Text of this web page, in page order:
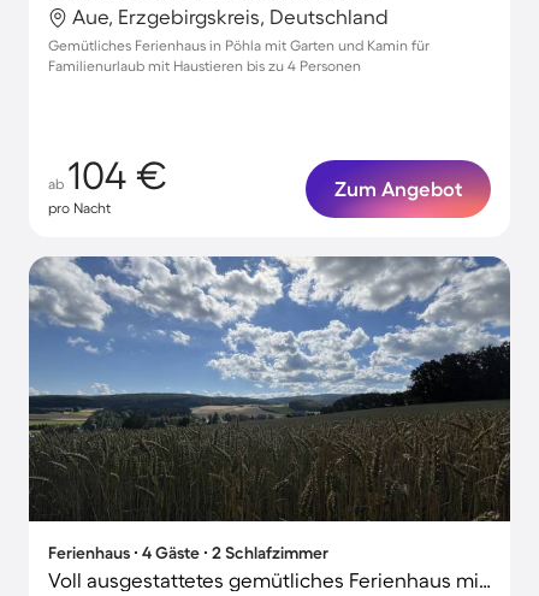
Aue, Erzgebirgskreis, Deutschland
Gemütliches Ferienhaus in Pöhla mit Garten und Kamin für
Familienurlaub mit Haustieren bis zu 4 Personen
ab 104 €
pro Nacht
Zum Angebot
Ferienhaus ∙ 4 Gäste ∙ 2 Schlafzimmer
Voll ausgestattetes gemütliches Ferienhaus mit Grill | Haustierfreundlich